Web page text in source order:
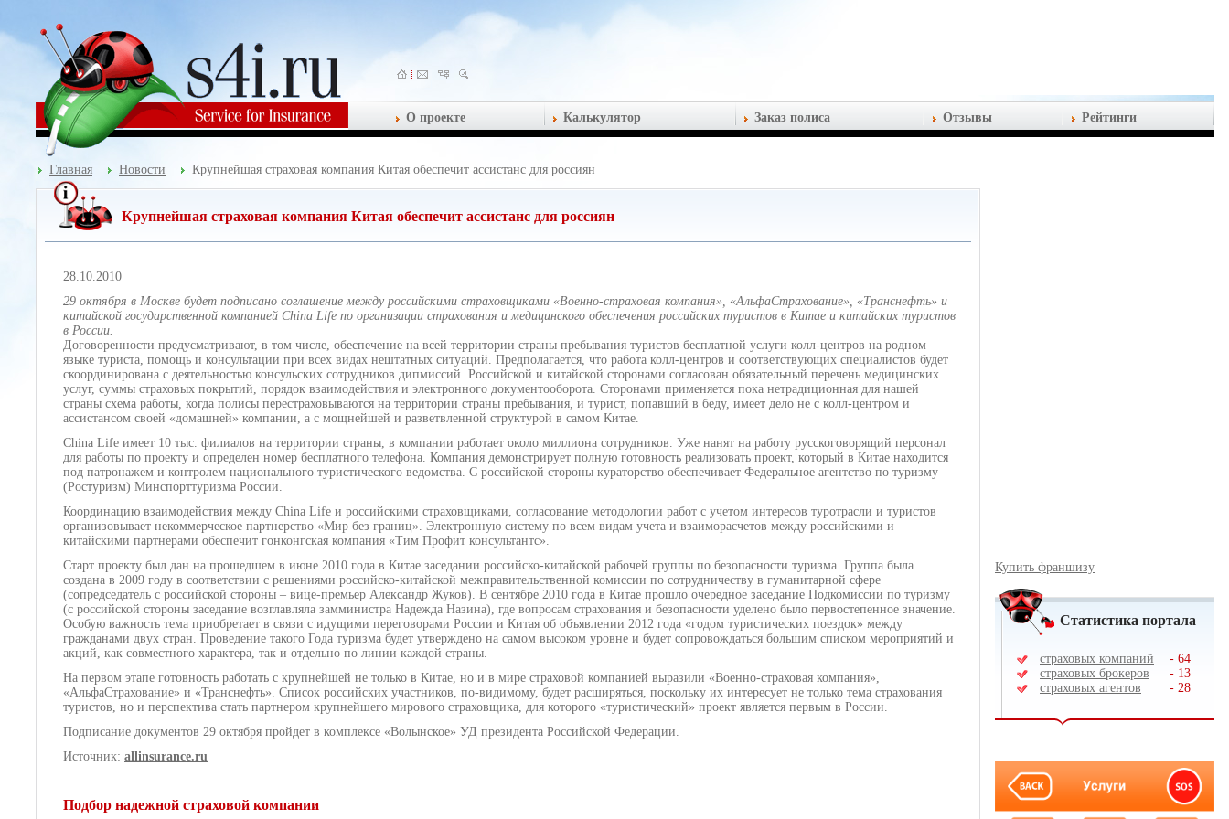
О проекте Калькулятор Заказ полиса Отзывы Рейтинги
Главная Новости Крупнейшая страховая компания Китая обеспечит ассистанс для россиян
Крупнейшая страховая компания Китая обеспечит ассистанс для россиян
28.10.2010
29 октября в Москве будет подписано соглашение между российскими страховщиками «Военно-страховая компания», «АльфаСтрахование», «Транснефть» и
китайской государственной компанией China Life по организации страхования и медицинского обеспечения российских туристов в Китае и китайских туристов
в России.
Договоренности предусматривают, в том числе, обеспечение на всей территории страны пребывания туристов бесплатной услуги колл-центров на родном
языке туриста, помощь и консультации при всех видах нештатных ситуаций. Предполагается, что работа колл-центров и соответствующих специалистов будет
скоординирована с деятельностью консульских сотрудников дипмиссий. Российской и китайской сторонами согласован обязательный перечень медицинских
услуг, суммы страховых покрытий, порядок взаимодействия и электронного документооборота. Сторонами применяется пока нетрадиционная для нашей
страны схема работы, когда полисы перестраховываются на территории страны пребывания, и турист, попавший в беду, имеет дело не с колл-центром и
ассистансом своей «домашней» компании, а с мощнейшей и разветвленной структурой в самом Китае.
China Life имеет 10 тыс. филиалов на территории страны, в компании работает около миллиона сотрудников. Уже нанят на работу русскоговорящий персонал
для работы по проекту и определен номер бесплатного телефона. Компания демонстрирует полную готовность реализовать проект, который в Китае находится
под патронажем и контролем национального туристического ведомства. С российской стороны кураторство обеспечивает Федеральное агентство по туризму
(Ростуризм) Минспорттуризма России.
Координацию взаимодействия между China Life и российскими страховщиками, согласование методологии работ с учетом интересов туротрасли и туристов
организовывает некоммерческое партнерство «Мир без границ». Электронную систему по всем видам учета и взаиморасчетов между российскими и
китайскими партнерами обеспечит гонконгская компания «Тим Профит консультантс».
Старт проекту был дан на прошедшем в июне 2010 года в Китае заседании российско-китайской рабочей группы по безопасности туризма. Группа была
создана в 2009 году в соответствии с решениями российско-китайской межправительственной комиссии по сотрудничеству в гуманитарной сфере
(сопредседатель с российской стороны – вице-премьер Александр Жуков). В сентябре 2010 года в Китае прошло очередное заседание Подкомиссии по туризму
(с российской стороны заседание возглавляла замминистра Надежда Назина), где вопросам страхования и безопасности уделено было первостепенное значение.
Особую важность тема приобретает в связи с идущими переговорами России и Китая об объявлении 2012 года «годом туристических поездок» между
гражданами двух стран. Проведение такого Года туризма будет утверждено на самом высоком уровне и будет сопровождаться большим списком мероприятий и
акций, как совместного характера, так и отдельно по линии каждой страны.
На первом этапе готовность работать с крупнейшей не только в Китае, но и в мире страховой компанией выразили «Военно-страховая компания»,
«АльфаСтрахование» и «Транснефть». Список российских участников, по-видимому, будет расширяться, поскольку их интересует не только тема страхования
туристов, но и перспектива стать партнером крупнейшего мирового страховщика, для которого «туристический» проект является первым в России.
Подписание документов 29 октября пройдет в комплексе «Волынское» УД президента Российской Федерации.
Источник: allinsurance.ru
Подбор надежной страховой компании
Купить франшизу
Статистика портала
страховых компаний - 64
страховых брокеров
- 13
страховых агентов
- 28